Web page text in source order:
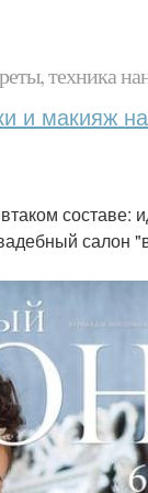
техника
и макияж
составе:
салон